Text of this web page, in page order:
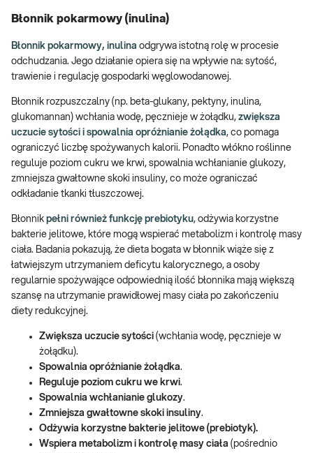
Błonnik pokarmowy (inulina)
Błonnik pokarmowy, inulina odgrywa istotną rolę w procesie
odchudzania. Jego działanie opiera się na wpływie na: sytość,
trawienie i regulację gospodarki węglowodanowej.
Błonnik rozpuszczalny (np. beta-glukany, pektyny, inulina,
glukomannan) wchłania wodę, pęcznieje w żołądku, zwiększa
uczucie sytości i spowalnia opróżnianie żołądka, co pomaga
ograniczyć liczbę spożywanych kalorii. Ponadto włókno roślinne
reguluje poziom cukru we krwi, spowalnia wchłanianie glukozy,
zmniejsza gwałtowne skoki insuliny, co może ograniczać
odkładanie tkanki tłuszczowej.
Błonnik pełni również funkcję prebiotyku, odżywia korzystne
bakterie jelitowe, które mogą wspierać metabolizm i kontrolę masy
ciała. Badania pokazują, że dieta bogata w błonnik wiąże się z
łatwiejszym utrzymaniem deficytu kalorycznego, a osoby
regularnie spożywające odpowiednią ilość błonnika mają większą
szansę na utrzymanie prawidłowej masy ciała po zakończeniu
diety redukcyjnej.
Zwiększa uczucie sytości (wchłania wodę, pęcznieje w
żołądku).
Spowalnia opróżnianie żołądka.
Reguluje poziom cukru we krwi.
Spowalnia wchłanianie glukozy.
Zmniejsza gwałtowne skoki insuliny.
Odżywia korzystne bakterie jelitowe (prebiotyk).
Wspiera metabolizm i kontrolę masy ciała (pośrednio